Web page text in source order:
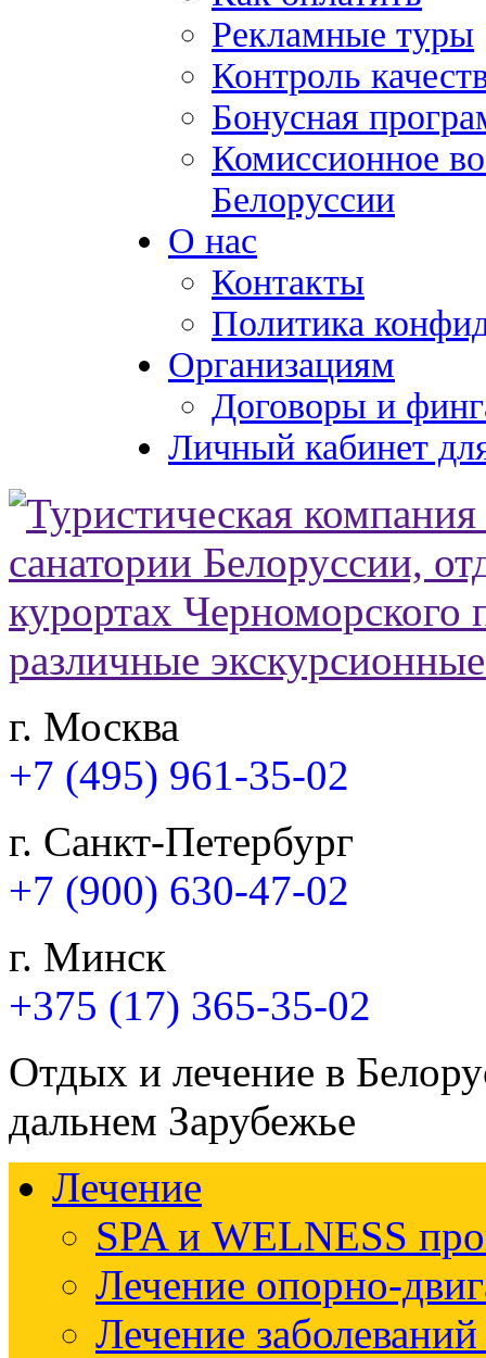
Рекламные туры
Контроль
Бонусная
Комиссионное
Белоруссии
О нас
Контакты
Политика
Организациям
Договоры и
Личный кабинет
г. Москва
+7 (495) 961-35-02
г. Санкт-Петербург
+7 (900) 630-47-02
г. Минск
+375 (17) 365-35-02
Отдых и лечение в
дальнем Зарубежье
Лечение
SPA и WELNESS
Лечение опорно-
Лечение